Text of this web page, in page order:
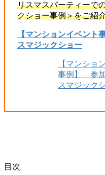
リスマスパーティーで
クショー事例＞をご紹
【マンションイベン
スマジックショー
【マンショ
事例】 参
スマジック
目次